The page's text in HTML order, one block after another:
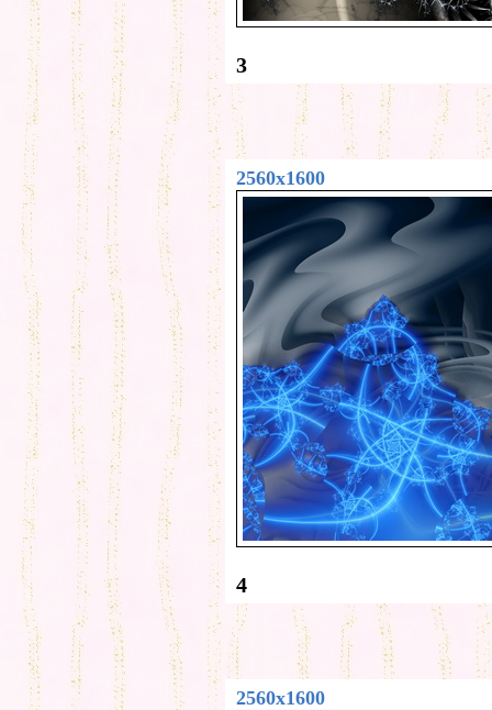
3
2560x1600
4
2560x1600